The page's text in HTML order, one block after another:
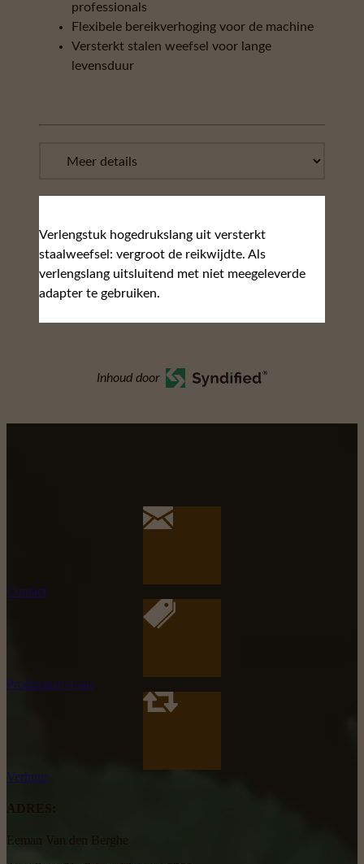
professionals
Flexibele bereikverhoging voor de machine
Versterkt stalen weefsel voor lange
levensduur
Verlengstuk hogedrukslang uit versterkt
staalweefsel: vergroot de reikwijdte. Als
verlengslang uitsluitend met niet meegeleverde
adapter te gebruiken.
Inhoud door
Contact
Productaanvraag
Verhuur